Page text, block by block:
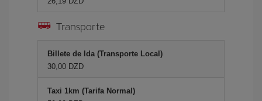
Transporte
Billete de Ida (Transporte Local)
30,00 DZD
Taxi 1km (Tarifa Normal)